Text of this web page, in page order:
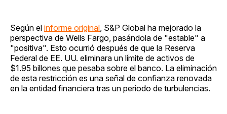
Según el informe original , S&P Global ha mejorado la
perspectiva de Wells Fargo, pasándola de "estable" a
"positiva". Esto ocurrió después de que la Reserva
Federal de EE. UU. eliminara un límite de activos de
$1.95 billones que pesaba sobre el banco. La eliminación
de esta restricción es una señal de confianza renovada
en la entidad financiera tras un periodo de turbulencias.